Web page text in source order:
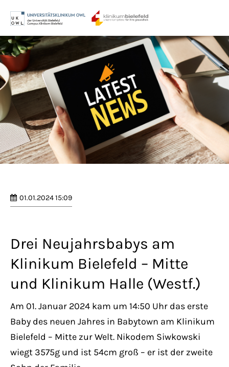
Login
Benutzername
Passwort
Anmelden
Lorem ipsum dolor sit amet:
24h/ 365days
We offer support for our customers
Mon - Fri 8:00am - 5:00pm(GMT +1)
01.01.2024 15:09
Drei Neujahrsbabys am
Klinikum Bielefeld – Mitte
und Klinikum Halle (Westf.)
Am 01. Januar 2024 kam um 14:50 Uhr das erste
Baby des neuen Jahres in Babytown am Klinikum
Bielefeld – Mitte zur Welt. Nikodem Siwkowski
wiegt 3575g und ist 54cm groß – er ist der zweite